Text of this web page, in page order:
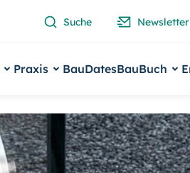
Suche Newsletter
Praxis BauDatesBauBuch